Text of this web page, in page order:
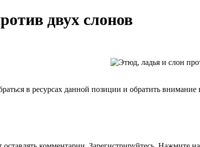
двух слонов
в ресурсах данной позиции и обратить